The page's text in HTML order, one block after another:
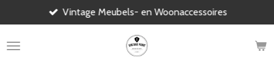
direct
naar
Vintage Meubels- en Woonaccessoires